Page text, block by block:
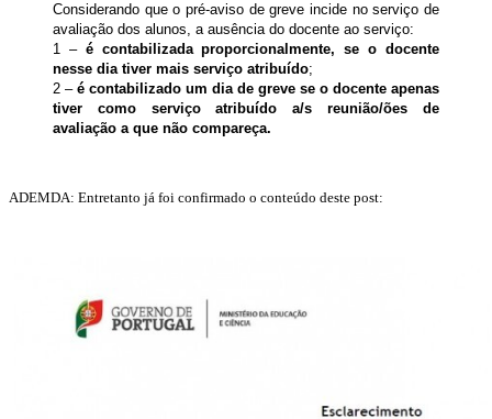
Considerando que o pré-aviso de greve incide no serviço de
avaliação dos alunos, a ausência do docente ao serviço:
1 – é contabilizada proporcionalmente, se o docente
nesse dia tiver mais serviço atribuído;
2 – é contabilizado um dia de greve se o docente apenas
tiver como serviço atribuído a/s reunião/ões de
avaliação a que não compareça.
ADEMDA: Entretanto já foi confirmado o conteúdo deste post: